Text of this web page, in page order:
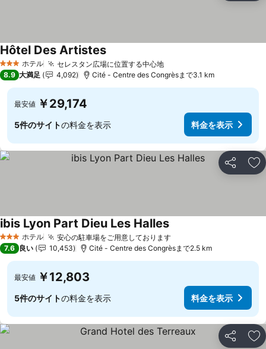
3 ホテルのランク
ホテル セレスタン広場に位置する中心地料金を表示
Hôtel Des Artistes料金を表示
8.9 大満足 4,092 Cité - Centre des Congrèsまで3.1 km
最安値 ￥29,174
5件のサイトの料金を表示 料金を表示
シェア お
3 ホテルのランク
ホテル 安心の駐車場をご用意しております料金を表示
ibis Lyon Part Dieu Les Halles料金を表示
7.6 良い 10,453 Cité - Centre des Congrèsまで2.5 km
最安値 ￥12,803
5件のサイトの料金を表示 料金を表示
シェア お